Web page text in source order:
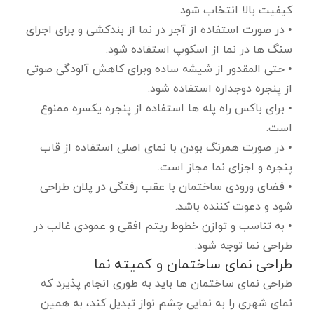
کیفیت بالا انتخاب شود.
• در صورت استفاده از آجر در نما از بندکشی و برای اجرای
سنگ ها در نما از اسکوپ استفاده شود.
• حتی المقدور از شیشه ساده وبرای کاهش آلودگی صوتی
از پنجره دوجداره استفاده شود.
• برای باکس راه پله ها استفاده از پنجره یکسره ممنوع
است.
• در صورت همرنگ بودن با نمای اصلی استفاده از قاب
پنجره و اجزای نما مجاز است.
• فضای ورودی ساختمان با عقب رفتگی در پلان طراحی
شود و دعوت کننده باشد.
• به تناسب و توازن خطوط ریتم افقی و عمودی غالب در
طراحی نما توجه شود.
طراحی نمای ساختمان و کمیته نما
طراحی نمای ساختمان ها باید به طوری انجام پذیرد که
نمای شهری را به نمایی چشم نواز تبدیل کند، به همین